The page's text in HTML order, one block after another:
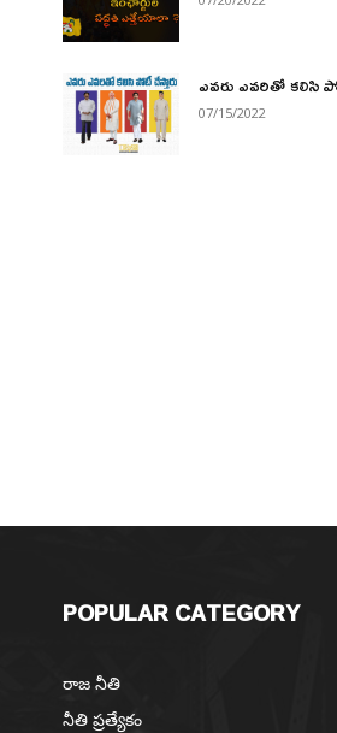
ఎవరు ఎవరితో కలిసి
07/15/2022
POPULAR CATEGORY
రాజ నీతి
నీతి ప్రత్యేకం